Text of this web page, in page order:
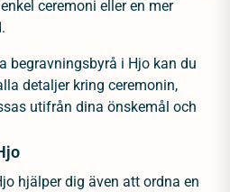
ceremoni eller en mer
begravningsbyrå i Hjo kan du
detaljer kring ceremonin,
utifrån dina önskemål och
hjälper dig även att ordna en